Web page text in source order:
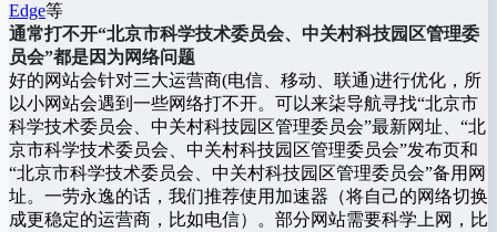
Edge等
通常打不开“北京市科学技术委员会、中关村科技园区管理委
员会”都是因为网络问题
好的网站会针对三大运营商(电信、移动、联通)进行优化，所
以小网站会遇到一些网络打不开。可以来柒导航寻找“北京市
科学技术委员会、中关村科技园区管理委员会”最新网址、“北
京市科学技术委员会、中关村科技园区管理委员会”发布页和
“北京市科学技术委员会、中关村科技园区管理委员会”备用网
址。一劳永逸的话，我们推荐使用加速器（将自己的网络切换
成更稳定的运营商，比如电信）。部分网站需要科学上网，比